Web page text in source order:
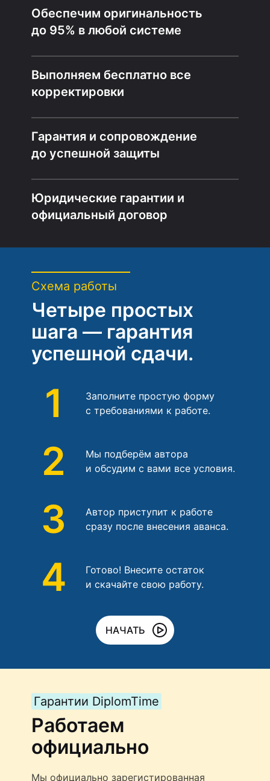
Обеспечим оригинальность
до 95% в любой системе
Выполняем бесплатно все
корректировки
Гарантия и сопровождение
до успешной защиты
Юридические гарантии и
официальный договор
Схема работы
Четыре простых
шага — гарантия
успешной сдачи.
1
Заполните простую форму
с требованиями к работе.
2
Мы подберём автора
и обсудим с вами все условия.
3
Автор приступит к работе
сразу после внесения аванса.
4
Готово! Внесите остаток
и скачайте свою работу.
НАЧАТЬ
Гарантии DiplomTime
Работаем
официально
Мы официально зарегистированная